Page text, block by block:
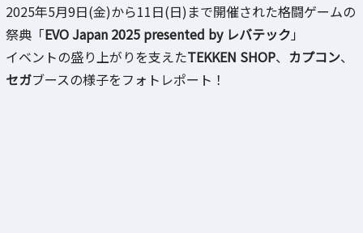
2025年5月9日(金)から11日(日)まで開催された格闘ゲームの
祭典「EVO Japan 2025 presented by レバテック 」
イベントの盛り上がりを支えたTEKKEN SHOP、 カプコン、
セガブースの様子をフォトレポート！